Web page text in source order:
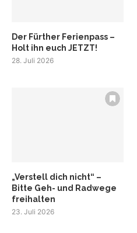
Der Fürther Ferienpass –
Holt ihn euch JETZT!
28. Juli 2026
„Verstell dich nicht“ –
Bitte Geh- und Radwege
freihalten
23. Juli 2026